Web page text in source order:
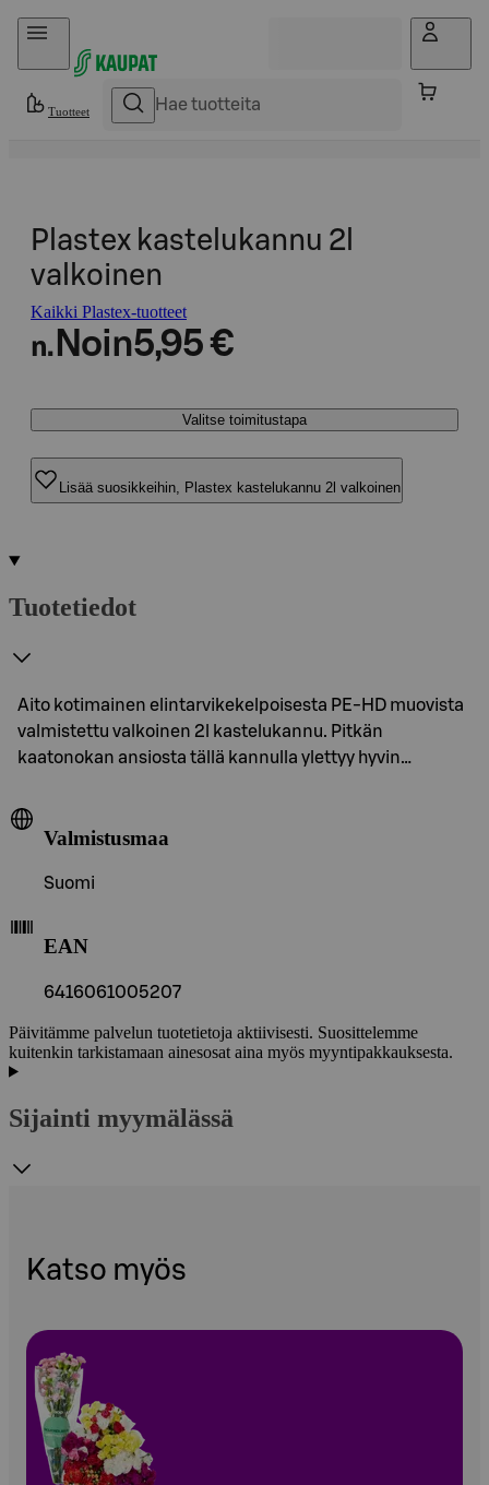
Hyppää sisältöön
Tuotteet
Plastex kastelukannu 2l
valkoinen
Kaikki Plastex-tuotteet
n. Noin5,95 €
Valitse toimitustapa
Lisää suosikkeihin, Plastex kastelukannu 2l valkoinen
Tuotetiedot
Aito kotimainen elintarvikekelpoisesta PE-HD muovista
valmistettu valkoinen 2l kastelukannu. Pitkän
kaatonokan ansiosta tällä kannulla ylettyy hyvin…
Valmistusmaa
Suomi
EAN
6416061005207
Päivitämme palvelun tuotetietoja aktiivisesti. Suosittelemme
kuitenkin tarkistamaan ainesosat aina myös myyntipakkauksesta.
Sijainti myymälässä
Katso myös